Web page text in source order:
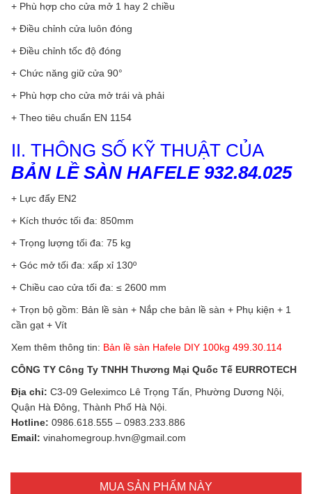
+ Phù hợp cho cửa mở 1 hay 2 chiều
+ Điều chỉnh cửa luôn đóng
+ Điều chỉnh tốc độ đóng
+ Chức năng giữ cửa 90°
+ Phù hợp cho cửa mở trái và phải
+ Theo tiêu chuẩn EN 1154
II. THÔNG SỐ KỸ THUẬT CỦA
BẢN LỀ SÀN HAFELE 932.84.025
+ Lực đẩy EN2
+ Kích thước tối đa: 850mm
+ Trọng lượng tối đa: 75 kg
+ Góc mở tối đa: xấp xỉ 130º
+ Chiều cao cửa tối đa: ≤ 2600 mm
+ Trọn bộ gồm: Bản lề sàn + Nắp che bản lề sàn + Phụ kiện + 1
cần gạt + Vít
Xem thêm thông tin: Bản lề sàn Hafele DIY 100kg 499.30.114
CÔNG TY Công Ty TNHH Thương Mại Quốc Tế EURROTECH
Địa chỉ: C3-09 Geleximco Lê Trọng Tấn, Phường Dương Nội,
Quận Hà Đông, Thành Phố Hà Nội.
Hotline: 0986.618.555 – 0983.233.886
Email: vinahomegroup.hvn@gmail.com
MUA SẢN PHẨM NÀY